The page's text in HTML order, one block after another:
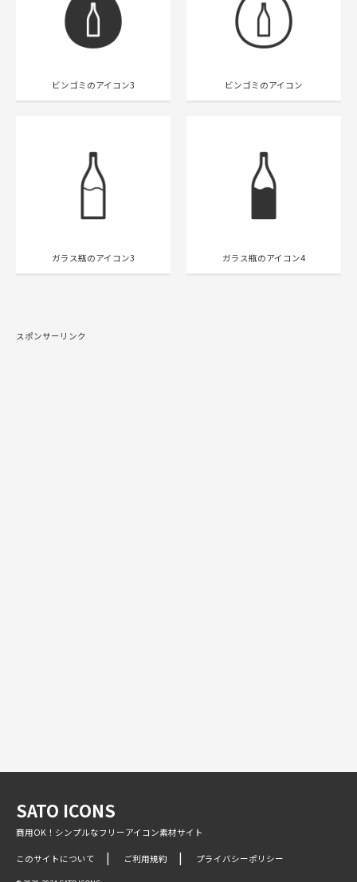
ビンゴミのアイコン3 ビンゴミのアイコン
ガラス瓶のアイコン3 ガラス瓶のアイコン4
スポンサーリンク
SATO ICONS
商用OK！シンプルなフリーアイコン素材サイト
このサイトについて ご利用規約 プライバシーポリシー